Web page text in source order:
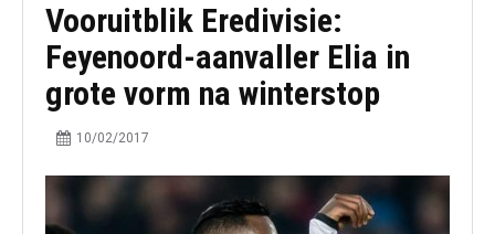
Vooruitblik Eredivisie:
Feyenoord-aanvaller Elia in
grote vorm na winterstop
10/02/2017